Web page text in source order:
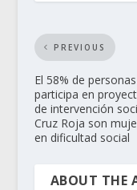
PREVIOUS
El 58% de
participa en
de intervención
Cruz Roja son
en dificultad social
ABOUT THE